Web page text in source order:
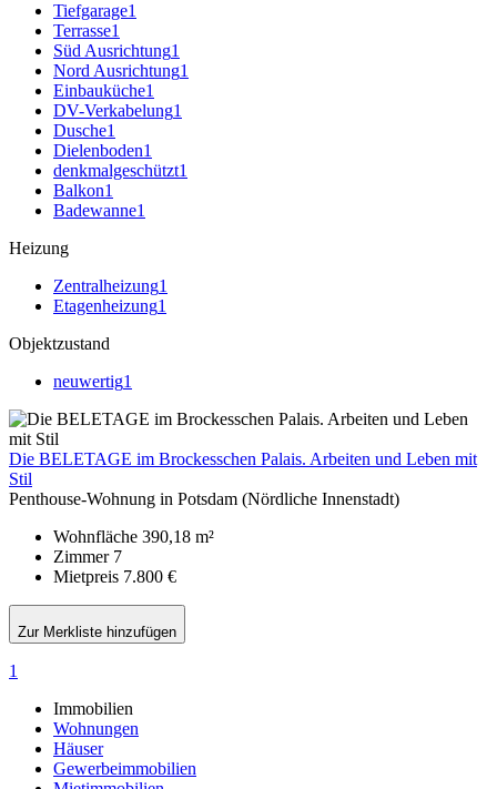
Tiefgarage1
Terrasse1
Süd Ausrichtung1
Nord Ausrichtung1
Einbauküche1
DV-Verkabelung1
Dusche1
Dielenboden1
denkmalgeschützt1
Balkon1
Badewanne1
Heizung
Zentralheizung1
Etagenheizung1
Objektzustand
neuwertig1
Die BELETAGE im Brockesschen Palais. Arbeiten und Leben mit
Stil
Penthouse-Wohnung in Potsdam (Nördliche Innenstadt)
Wohnfläche 390,18 m²
Zimmer 7
Mietpreis 7.800 €
Zur Merkliste hinzufügen
1
Immobilien
Wohnungen
Häuser
Gewerbeimmobilien